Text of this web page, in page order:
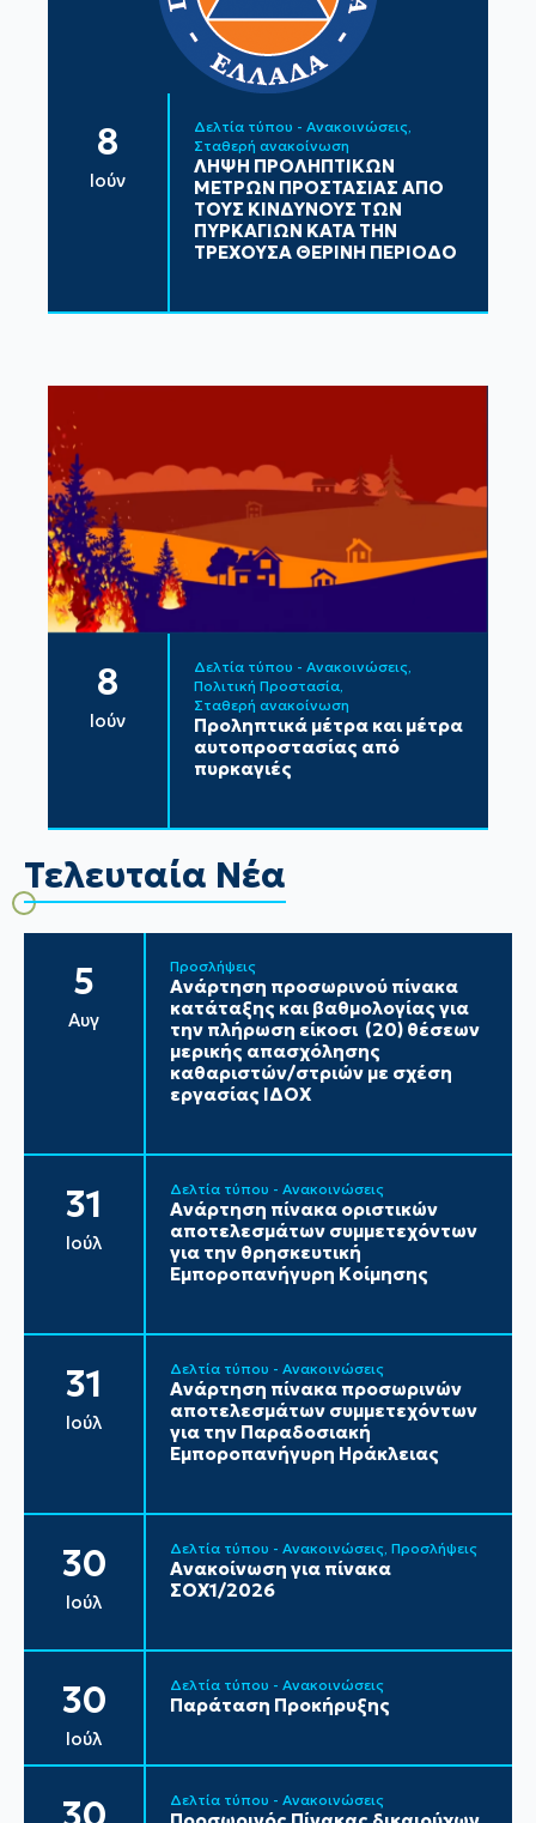
8
Ιούν
Δελτία τύπου - Ανακοινώσεις
Σταθερή ανακοίνωση
ΛΗΨΗ ΠΡΟΛΗΠΤΙΚΩΝ
ΜΕΤΡΩΝ ΠΡΟΣΤΑΣΙΑΣ ΑΠΟ
ΤΟΥΣ ΚΙΝΔΥΝΟΥΣ ΤΩΝ
ΠΥΡΚΑΓΙΩΝ ΚΑΤΑ ΤΗΝ
ΤΡΕΧΟΥΣΑ ΘΕΡΙΝΗ ΠΕΡΙΟΔΟ
8
Ιούν
Δελτία τύπου - Ανακοινώσεις
Πολιτική Προστασία
Σταθερή ανακοίνωση
Προληπτικά μέτρα και μέτρα
αυτοπροστασίας από
πυρκαγιές
Τελευταία Νέα
5
Αυγ
Προσλήψεις
Ανάρτηση προσωρινού πίνακα
κατάταξης και βαθμολογίας για
την πλήρωση είκοσι (20) θέσεων
μερικής απασχόλησης
καθαριστών/στριών με σχέση
εργασίας ΙΔΟΧ
31
Ιούλ
Δελτία τύπου - Ανακοινώσεις
Ανάρτηση πίνακα οριστικών
αποτελεσμάτων συμμετεχόντων
για την θρησκευτική
Εμποροπανήγυρη Κοίμησης
31
Ιούλ
Δελτία τύπου - Ανακοινώσεις
Ανάρτηση πίνακα προσωρινών
αποτελεσμάτων συμμετεχόντων
για την Παραδοσιακή
Εμποροπανήγυρη Ηράκλειας
30
Ιούλ
Δελτία τύπου - Ανακοινώσεις Προσλήψεις
Ανακοίνωση για πίνακα
ΣΟΧ1/2026
30
Ιούλ
Δελτία τύπου - Ανακοινώσεις
Παράταση Προκήρυξης
Δελτία τύπου - Ανακοινώσεις